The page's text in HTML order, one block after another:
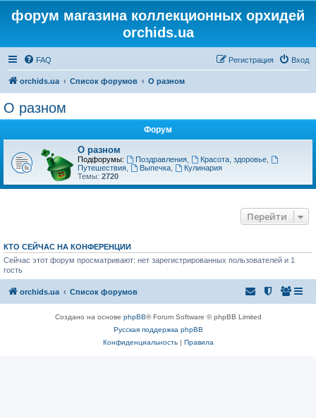
форум магазина коллекционных орхидей
orchids.ua
FAQ Вход
Регистрация
orchids.ua Список форумов О разном
О разном
Форум
О разном
Подфорумы: Поздравления, Красота, здоровье,
Путешествия
Выпечка,
Кулинария
Темы: 2720
Перейти
КТО СЕЙЧАС НА КОНФЕРЕНЦИИ
Сейчас этот форум просматривают: нет зарегистрированных пользователей и 1
гость
orchids.ua Список форумов
Создано на основе phpBB® Forum Software © phpBB Limited
Русская поддержка phpBB
Конфиденциальность| Правила